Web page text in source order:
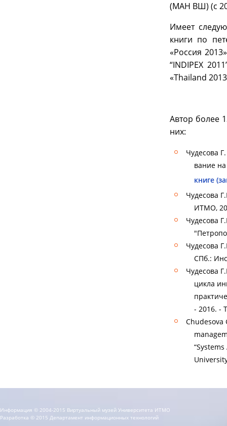
(МАН ВШ) (с
Имеет
книги по
«Россия
“INDIPEX
«Thailand
Автор более
них:
Чудесова
вание
книге
Чудесова
ИТМО,
Чудесова
Чудесова
СПб.:
Чудесова
цикла
- 2016. -
Информация © 2004-2015 Виртуальный музей Университета ИТМО
Разработка © 2015 Департамент информационных технологий